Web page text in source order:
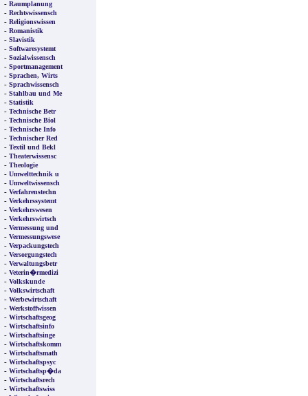
- Raumplanung
- Rechtswissensch
- Religionswissen
- Romanistik
- Slavistik
- Softwaresystemt
- Sozialwissensch
- Sportmanagement
- Sprachen, Wirts
- Sprachwissensch
- Stahlbau und Me
- Statistik
- Technische Betr
- Technische Biol
- Technische Info
- Technischer Red
- Textil und Bekl
- Theaterwissensc
- Theologie
- Umwelttechnik u
- Umweltwissensch
- Verfahrenstechn
- Verkehrssystemt
- Verkehrswesen
- Verkehrswirtsch
- Vermessung und
- Vermessungswese
- Verpackungstech
- Versorgungstech
- Verwaltungsbetr
- Veterin�rmedizi
- Volkskunde
- Volkswirtschaft
- Werbewirtschaft
- Werkstoffwissen
- Wirtschaftsgeog
- Wirtschaftsinfo
- Wirtschaftsinge
- Wirtschaftskomm
- Wirtschaftsmath
- Wirtschaftspsyc
- Wirtschaftsp�da
- Wirtschaftsrech
- Wirtschaftswiss